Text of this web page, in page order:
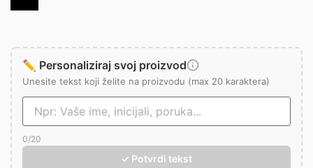
✏️ Personaliziraj svoj proizvod
Unesite tekst koji želite na proizvodu (max 20 karaktera)
0/20
✓ Potvrdi tekst